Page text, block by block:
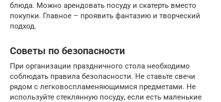
блюда. Можно арендовать посуду и скатерть вместо
покупки. Главное – проявить фантазию и творческий
подход.
Советы по безопасности
При организации праздничного стола необходимо
соблюдать правила безопасности. Не ставьте свечи
рядом с легковоспламеняющимися предметами. Не
используйте стеклянную посуду, если есть маленькие